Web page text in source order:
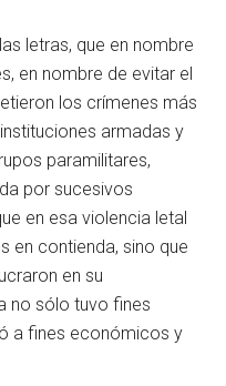
letras, que en nombre
en nombre de evitar el
los crímenes más
armadas y
paramilitares,
por sucesivos
en esa violencia letal
en contienda, sino que
en su
no sólo tuvo fines
a fines económicos y